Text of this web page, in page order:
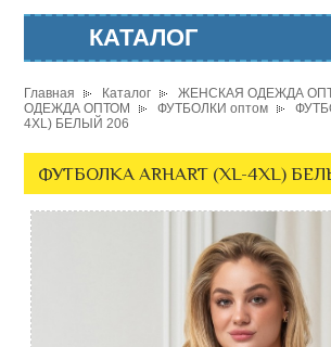
КАТАЛОГ
Главная Каталог ЖЕНСКАЯ ОДЕЖДА
ОДЕЖДА ОПТОМ
ФУТБОЛКИ оптом
4XL) БЕЛЫЙ 206
ФУТБОЛКА ARHART (XL-4XL)